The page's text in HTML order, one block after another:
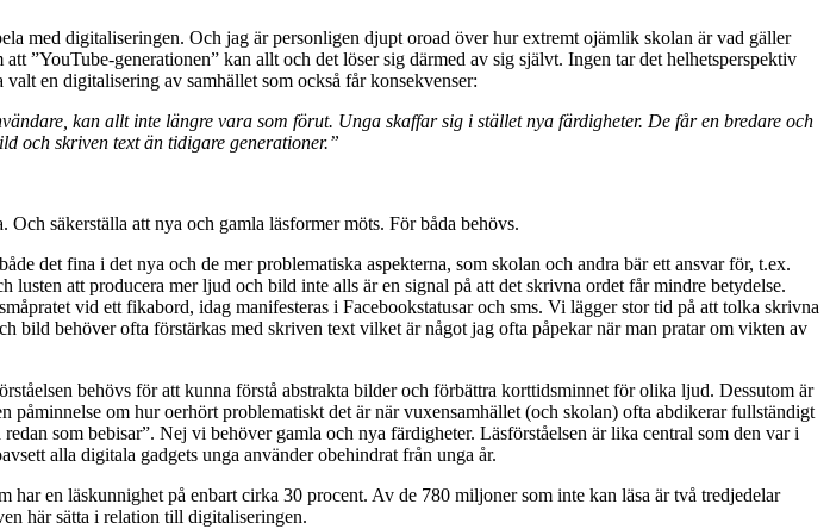
med digitaliseringen. Och jag är personligen djupt oroad över hur extremt ojämlik skolan är vad gäller
”YouTube-generationen” kan allt och det löser sig därmed av sig självt. Ingen tar det helhetsperspektiv
en digitalisering av samhället som också får konsekvenser:
kan allt inte längre vara som förut. Unga skaffar sig i stället nya färdigheter. De får en bredare och
och skriven text än tidigare generationer.”
säkerställa att nya och gamla läsformer möts. För båda behövs.
det fina i det nya och de mer problematiska aspekterna, som skolan och andra bär ett ansvar för, t.ex.
att producera mer ljud och bild inte alls är en signal på att det skrivna ordet får mindre betydelse.
vid ett fikabord, idag manifesteras i Facebookstatusar och sms. Vi lägger stor tid på att tolka skrivna
behöver ofta förstärkas med skriven text vilket är något jag ofta påpekar när man pratar om vikten av
behövs för att kunna förstå abstrakta bilder och förbättra korttidsminnet för olika ljud. Dessutom är
om hur oerhört problematiskt det är när vuxensamhället (och skolan) ofta abdikerar fullständigt
som bebisar”. Nej vi behöver gamla och nya färdigheter. Läsförståelsen är lika central som den var i
alla digitala gadgets unga använder obehindrat från unga år.
har en läskunnighet på enbart cirka 30 procent. Av de 780 miljoner som inte kan läsa är två tredjedelar
här sätta i relation till digitaliseringen.